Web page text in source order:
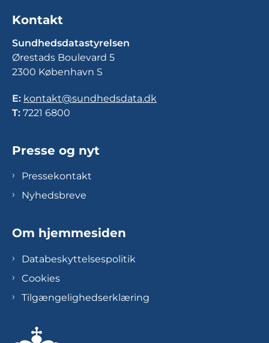
Kontakt
Sundhedsdatastyrelsen
Ørestads Boulevard 5
2300 København S
E: kontakt@sundhedsdata.dk
T: 7221 6800
Presse og nyt
Pressekontakt
Nyhedsbreve
Om hjemmesiden
Databeskyttelsespolitik
Cookies
Tilgængelighedserklæring